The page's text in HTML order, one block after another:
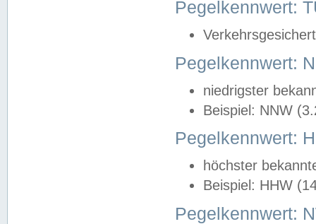
Pegelkennwert:
Pegelkennwert:
niedrigster
Beispiel: NNW
Pegelkennwert:
höchster
Beispiel: HHW
Pegelkennwert: